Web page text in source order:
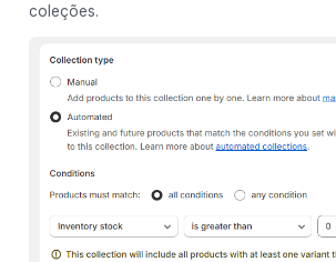
coleções.